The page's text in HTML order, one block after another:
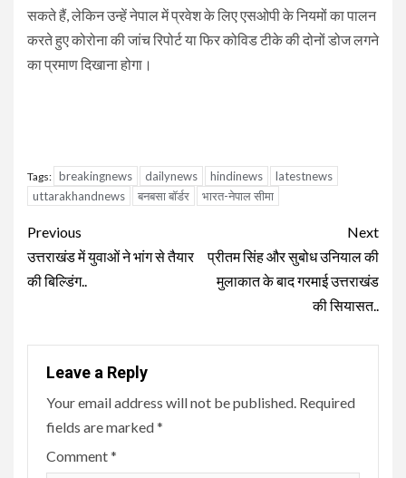
सकते हैं, लेकिन उन्हें नेपाल में प्रवेश के लिए एसओपी के नियमों का पालन
करते हुए कोरोना की जांच रिपोर्ट या फिर कोविड टीके की दोनों डोज लगने
का प्रमाण दिखाना होगा।
Tags: breakingnews dailynews hindinews
latestnews
uttarakhandnews
बनबसा बॉर्डर भारत-नेपाल सीमा
Continue
Reading
Previous
उत्तराखंड में युवाओं ने भांग से तैयार
की बिल्डिंग..
Next
प्रीतम सिंह और सुबोध उनियाल की
मुलाकात के बाद गरमाई उत्तराखंड
की सियासत..
Leave a Reply
Your email address will not be published. Required
fields are marked*
Comment*